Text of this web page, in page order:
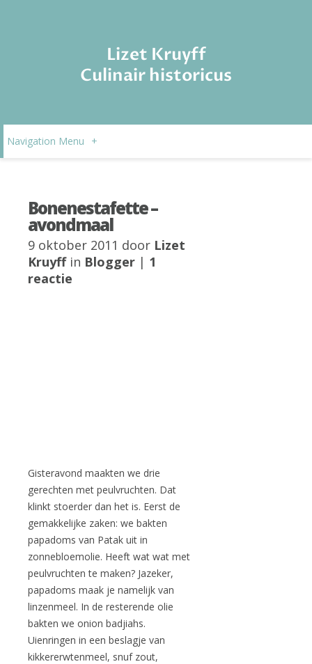
Lizet Kruyff
Culinair historicus
Navigation Menu +
Bonenestafette –
avondmaal
9 oktober 2011 door Lizet
Kruyffin Blogger | 1
reactie
Gisteravond maakten we drie
gerechten met peulvruchten. Dat
klinkt stoerder dan het is. Eerst de
gemakkelijke zaken: we bakten
papadoms van Patak uit in
zonnebloemolie. Heeft wat wat met
peulvruchten te maken? Jazeker,
papadoms maak je namelijk van
linzenmeel. In de resterende olie
bakten we onion badjiahs.
Uienringen in een beslagje van
kikkererwtenmeel, snuf zout,